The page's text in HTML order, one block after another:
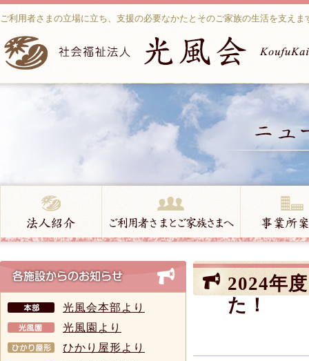
ご利用者さまの立場に立ち、支援の必要なかたとそのご家族の生活を支えま
光風会本部より
光風園より
ひかり屋形より
2024年
た！